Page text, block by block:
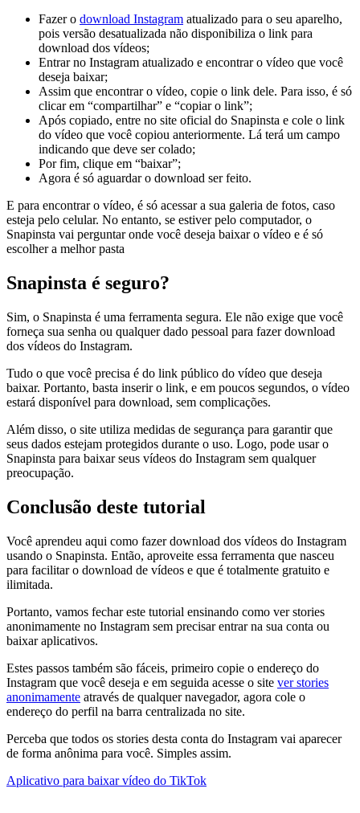
Fazer o download Instagram atualizado para o seu aparelho,
pois versão desatualizada não disponibiliza o link para
download dos vídeos;
Entrar no Instagram atualizado e encontrar o vídeo que você
deseja baixar;
Assim que encontrar o vídeo, copie o link dele. Para isso, é só
clicar em “compartilhar” e “copiar o link”;
Após copiado, entre no site oficial do Snapinsta e cole o link
do vídeo que você copiou anteriormente. Lá terá um campo
indicando que deve ser colado;
Por fim, clique em “baixar”;
Agora é só aguardar o download ser feito.
E para encontrar o vídeo, é só acessar a sua galeria de fotos, caso
esteja pelo celular. No entanto, se estiver pelo computador, o
Snapinsta vai perguntar onde você deseja baixar o vídeo e é só
escolher a melhor pasta
Snapinsta é seguro?
Sim, o Snapinsta é uma ferramenta segura. Ele não exige que você
forneça sua senha ou qualquer dado pessoal para fazer download
dos vídeos do Instagram.
Tudo o que você precisa é do link público do vídeo que deseja
baixar. Portanto, basta inserir o link, e em poucos segundos, o vídeo
estará disponível para download, sem complicações.
Além disso, o site utiliza medidas de segurança para garantir que
seus dados estejam protegidos durante o uso. Logo, pode usar o
Snapinsta para baixar seus vídeos do Instagram sem qualquer
preocupação.
Conclusão deste tutorial
Você aprendeu aqui como fazer download dos vídeos do Instagram
usando o Snapinsta. Então, aproveite essa ferramenta que nasceu
para facilitar o download de vídeos e que é totalmente gratuito e
ilimitada.
Portanto, vamos fechar este tutorial ensinando como ver stories
anonimamente no Instagram sem precisar entrar na sua conta ou
baixar aplicativos.
Estes passos também são fáceis, primeiro copie o endereço do
Instagram que você deseja e em seguida acesse o site ver stories
anonimamente através de qualquer navegador, agora cole o
endereço do perfil na barra centralizada no site.
Perceba que todos os stories desta conta do Instagram vai aparecer
de forma anônima para você. Simples assim.
Navegação
Aplicativo para baixar vídeo do TikTok